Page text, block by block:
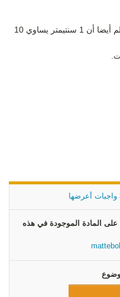
نعلم أن 1 ديسيمتر = 10 سنتيمترات. نعلم أيضا أن 1 سنتيمتر يساوي 10
المادة الموجودة في هذه